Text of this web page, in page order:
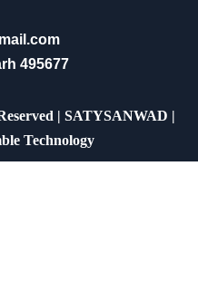
495677
| SATYSANWAD |
Technology